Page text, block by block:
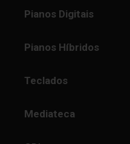
Pianos Digitais
Pianos Híbridos
Teclados
Mediateca